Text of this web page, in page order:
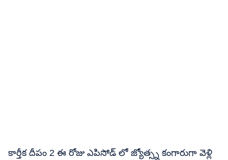
కార్తీక దీపం 2 ఈ రోజు ఎపిసోడ్ లో జ్యోత్స్న కంగారుగా వెళ్లి